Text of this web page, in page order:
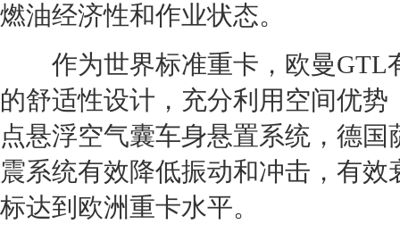
燃油经济性和作业状态。
作为世界标准重卡，欧曼GTL
的舒适性设计，充分利用空间优
点悬浮空气囊车身悬置系统，德
震系统有效降低振动和冲击，有
标达到欧洲重卡水平。